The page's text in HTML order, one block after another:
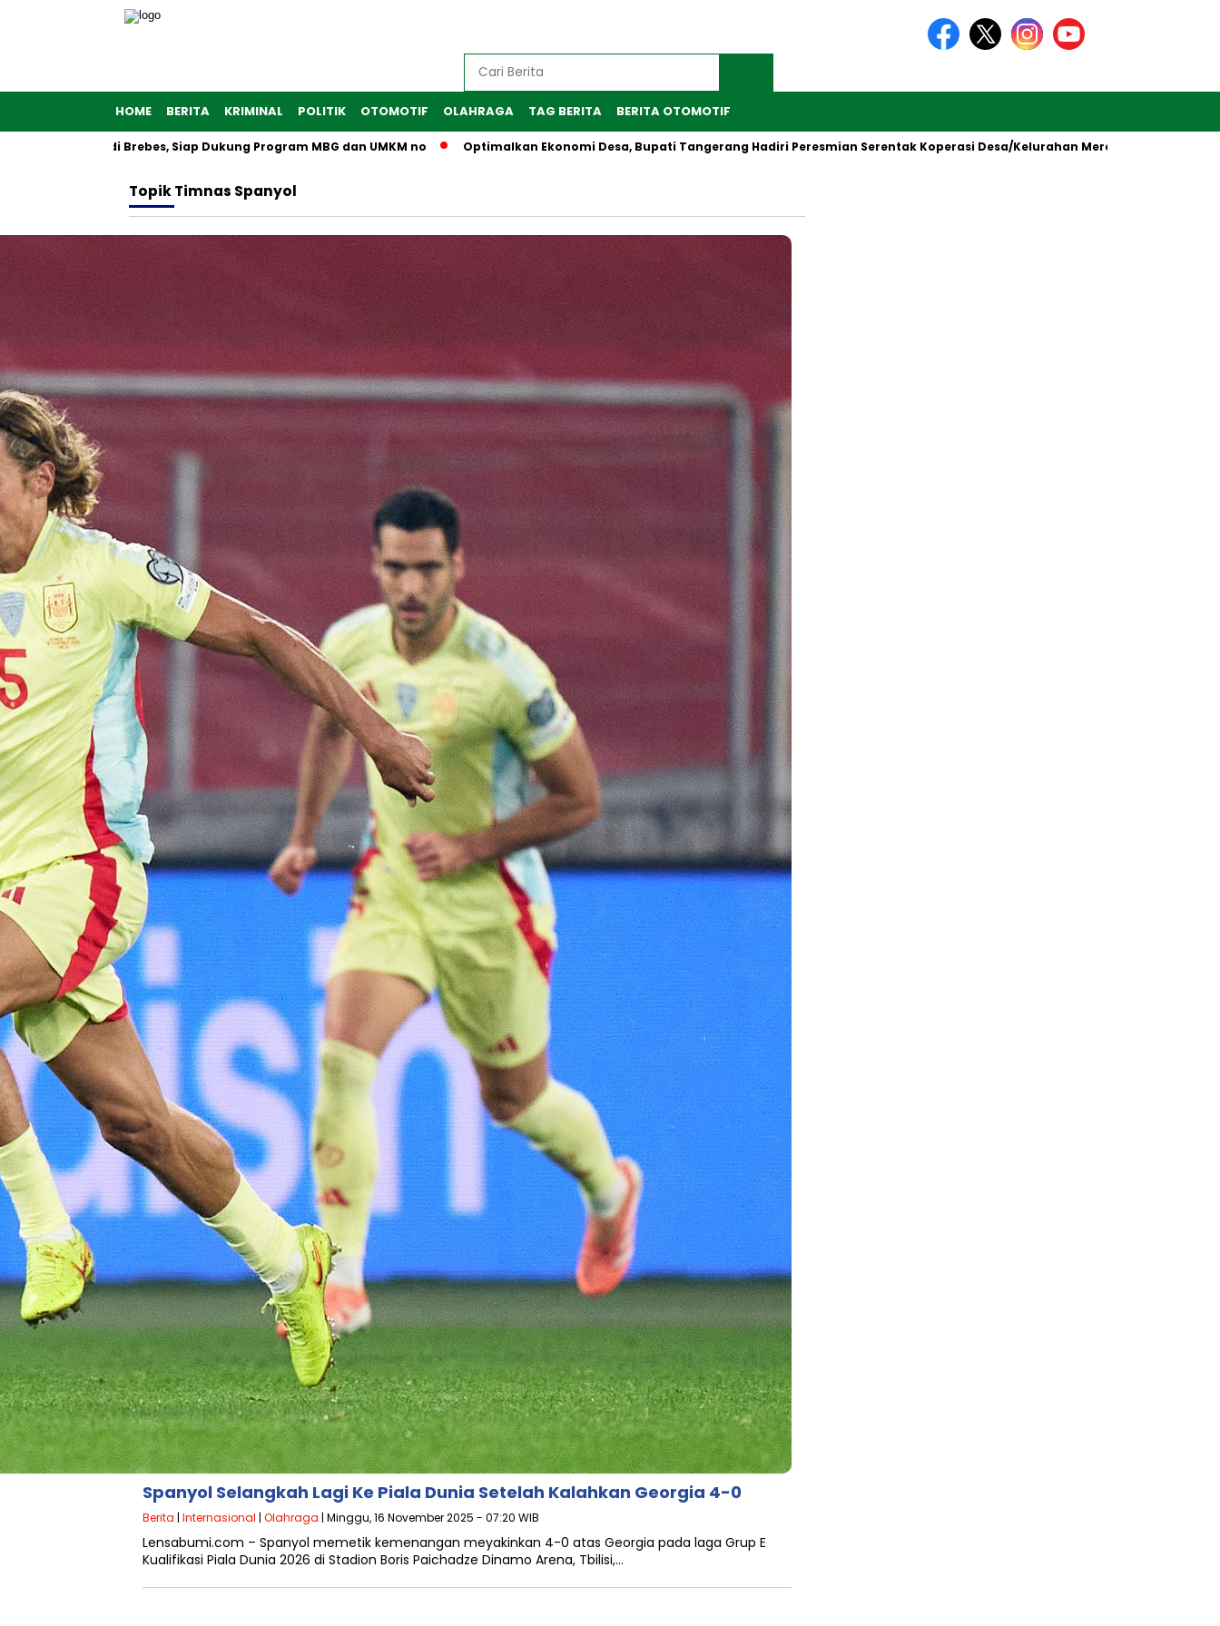
HOME BERITA KRIMINAL POLITIK OTOMOTIF OLAHRAGA TAG BERITA BERITA OTOMOTIF
di Brebes, Siap Dukung Program MBG dan UMKM no Optimalkan Ekonomi Desa, Bupati Tangerang Hadiri Peresmian Serentak Koperasi Desa/Kelurahan Merah Putih oleh Presiden RI
TopikTimnas Spanyol
Spanyol Selangkah Lagi Ke Piala Dunia Setelah Kalahkan Georgia 4-0
Berita | Internasional | Olahraga | Minggu, 16 November 2025 - 07:20 WIB
Lensabumi.com – Spanyol memetik kemenangan meyakinkan 4-0 atas Georgia pada laga Grup E
Kualifikasi Piala Dunia 2026 di Stadion Boris Paichadze Dinamo Arena, Tbilisi,…